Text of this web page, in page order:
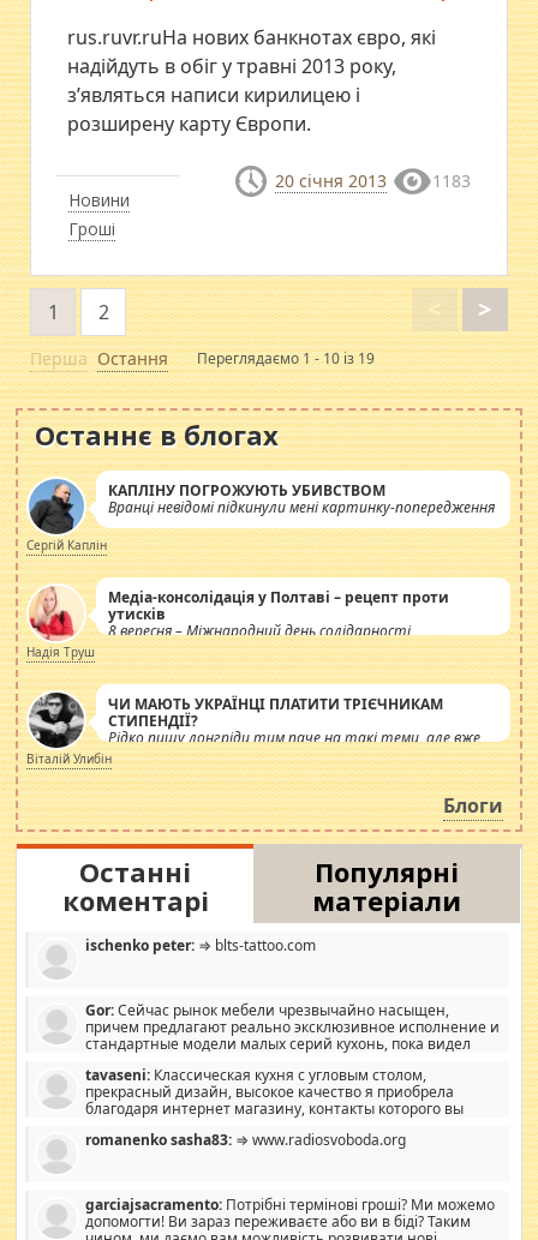
Новини
Гроші
rus.ruvr.ruНа нових банкнотах євро, які
надійдуть в обіг у травні 2013 року,
з’являться написи кирилицею і
розширену карту Європи.
20 січня 2013 1183
Перша
<
1 2 >
Остання Переглядаємо 1 - 10 із 19
Останнє в блогах
КАПЛІНУ ПОГРОЖУЮТЬ УБИВСТВОМ
Вранці невідомі підкинули мені картинку-попередження
Сергій Каплін
Медіа-консолідація у Полтаві – рецепт проти
утисків
8 вересня – Міжнародний день солідарності
журналістів.
Надія Труш
ЧИ МАЮТЬ УКРАЇНЦІ ПЛАТИТИ ТРІЄЧНИКАМ
СТИПЕНДІЇ?
Рідко пишу лонгріди тим паче на такі теми, але вже
просто дістало! Обурюють сьогоднішні інсенуації
навколо стипендіального питання. Штучно
роздувається ще одна соціальна катастрофа.
Віталій Улибін
Блоги
Останні
коментарі
Популярні
матеріали
ischenko peter: ⇒ blts-tattoo.com
Gor:Сейчас рынок мебели чрезвычайно насыщен,
причем предлагают реально эксклюзивное исполнение и
стандартные модели малых серий кухонь, пока видел
стандартные формы, в MebelOk, креативненько и что главное -
со вкусом все в порядке, без ненужных наворотов удорожающих
мебель, а это не последний фактор.
tavaseni: Классическая кухня с угловым столом,
прекрасный дизайн, высокое качество я приобрела
благодаря интернет магазину, контакты которого вы
romanenko sasha83: ⇒ www.radiosvoboda.org
garciajsacramento: Потрібні термінові гроші? Ми можемо
допомогти! Ви зараз переживаєте або ви в біді? Таким